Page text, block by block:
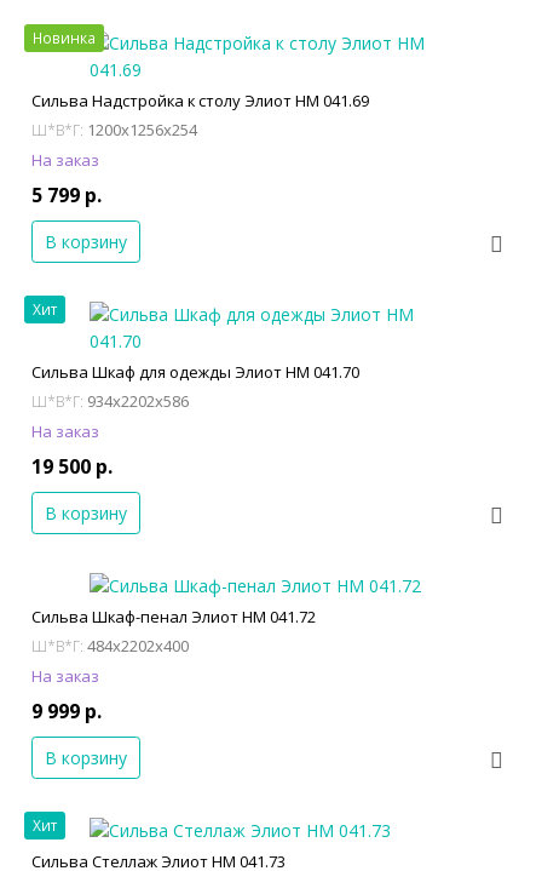
Новинка
Сильва Надстройка к столу Элиот НМ 041.69
Ш*В*Г: 1200x1256x254
На заказ
5 799 р.
В корзину
Хит
Сильва Шкаф для одежды Элиот НМ 041.70
Ш*В*Г: 934x2202x586
На заказ
19 500 р.
В корзину
Сильва Шкаф-пенал Элиот НМ 041.72
Ш*В*Г: 484x2202x400
На заказ
9 999 р.
В корзину
Хит
Сильва Стеллаж Элиот НМ 041.73